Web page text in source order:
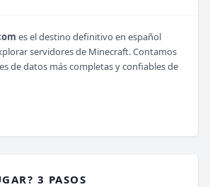
es el destino definitivo en español
servidores de Minecraft. Contamos
de datos más completas y confiables de
3 PASOS